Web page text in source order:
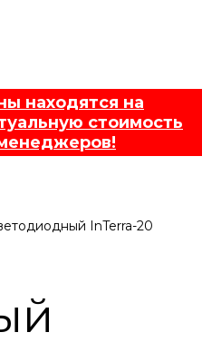
находятся на
стоимость
InTerra-20